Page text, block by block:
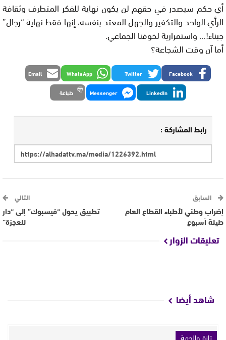
أي حكم سيصدر في حقهم لن يكون نهاية للفكر المتطرف وثقافة
الرأي الواحد والتكفير والجهل المعتد بنفسه، إنها فقط نهاية “رجال”
جبناء!… واستمرارية لخوفنا الجماعي.
أما آن وقت الشجاعة؟
Facebook
Twitter
WhatsApp
Email
LinkedIn
Messenger طباعة
رابط المشاركة :
السابق
إضراب وطني لأطباء القطاع العام
طيلة أسبوع
التالي
تطبيق يحول “فيسبوك” إلى “دار
للعجزة”
تعليقات الزوار
شاهد أيضا
تازة والجهة